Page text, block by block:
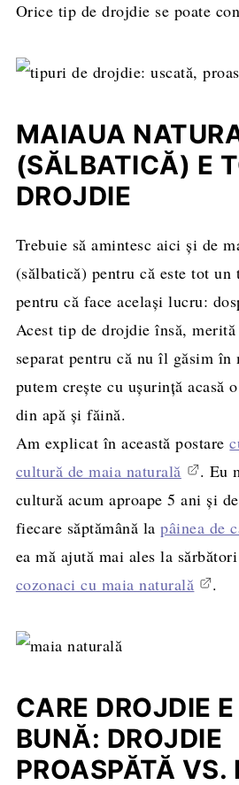
Orice tip de drojdie se poate
MAIAUA
(SĂLBATICĂ) E
DROJDIE
Trebuie să amintesc aici și de
(sălbatică) pentru că este tot
pentru că face același lucru:
Acest tip de drojdie însă,
separat pentru că nu îl găsim în
putem crește cu ușurință acasă
din apă și făină.
Am explicat în această postare
cultură de maia naturală
. Eu
cultură acum aproape 5 ani și
fiecare săptămână lapâinea de
ea mă ajută mai ales la
cozonaci cu maia naturală
.
CARE DROJDIE
BUNĂ: DROJDIE
PROASPĂTĂ VS.